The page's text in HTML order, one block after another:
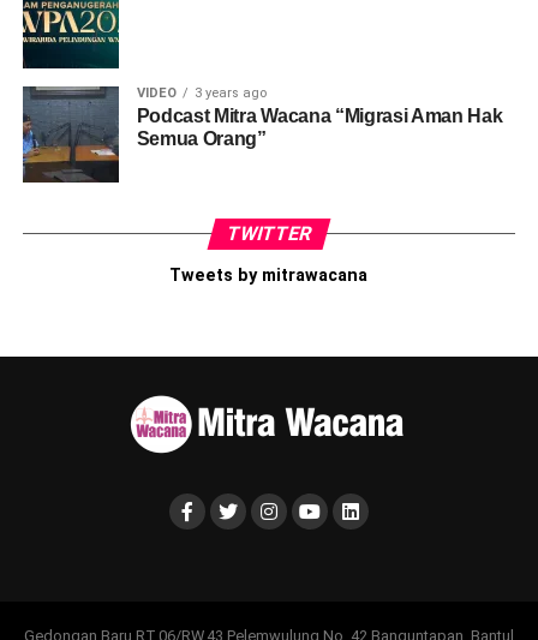
VIDEO 3 years ago
Podcast Mitra Wacana “Migrasi Aman Hak
Semua Orang”
TWITTER
Tweets by mitrawacana
Gedongan Baru RT.06/RW.43 Pelemwulung No. 42 Banguntapan, Bantul